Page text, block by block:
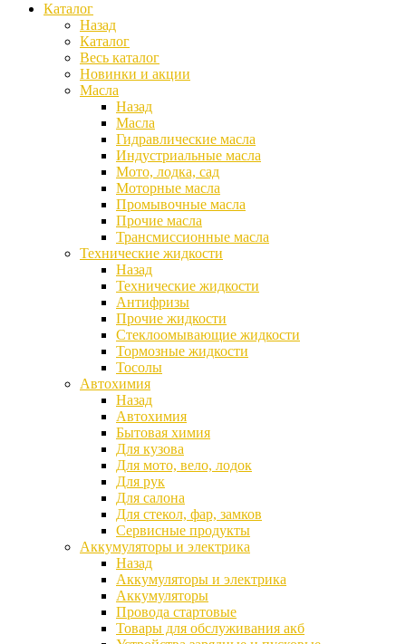
Каталог
Назад
Каталог
Весь каталог
Новинки и акции
Масла
Назад
Масла
Гидравлические масла
Индустриальные масла
Мото, лодка, сад
Моторные масла
Промывочные масла
Прочие масла
Трансмиссионные масла
Технические жидкости
Назад
Технические жидкости
Антифризы
Прочие жидкости
Стеклоомывающие жидкости
Тормозные жидкости
Тосолы
Автохимия
Назад
Автохимия
Бытовая химия
Для кузова
Для мото, вело, лодок
Для рук
Для салона
Для стекол, фар, замков
Сервисные продукты
Аккумуляторы и электрика
Назад
Аккумуляторы и электрика
Аккумуляторы
Провода стартовые
Товары для обслуживания акб